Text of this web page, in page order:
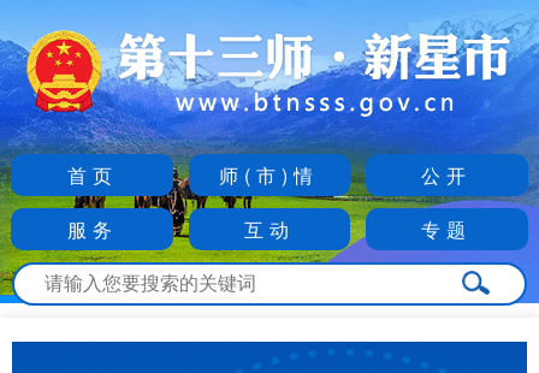
首页 师(市)情
公开
服务
互动 专题